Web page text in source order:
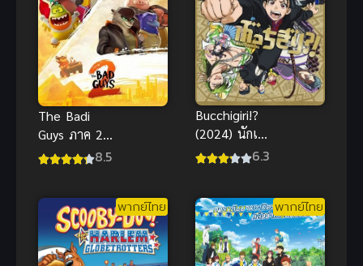
The Badi
Guys ภาค 2
วายร้ายพันธุ์ดี
8.5
Bucchigiri!?
(2024) นักเลง
หัวไม้ในแดน
6.3
พากย์ไทย พากย์ไทย